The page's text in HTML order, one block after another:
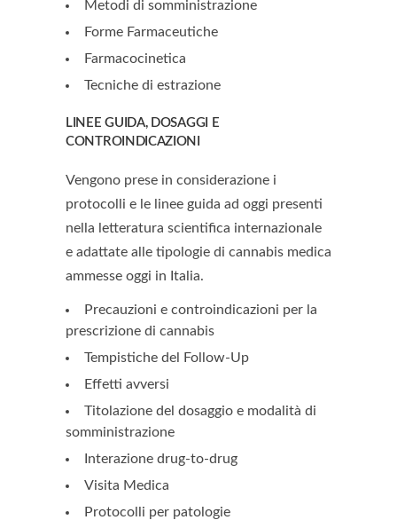
Metodi di somministrazione
Forme Farmaceutiche
Farmacocinetica
Tecniche di estrazione
LINEE GUIDA, DOSAGGI E
CONTROINDICAZIONI
Vengono prese in considerazione i
protocolli e le linee guida ad oggi presenti
nella letteratura scientifica internazionale
e adattate alle tipologie di cannabis medica
ammesse oggi in Italia.
Precauzioni e controindicazioni per la
prescrizione di cannabis
Tempistiche del Follow-Up
Effetti avversi
Titolazione del dosaggio e modalità di
somministrazione
Interazione drug-to-drug
Visita Medica
Protocolli per patologie